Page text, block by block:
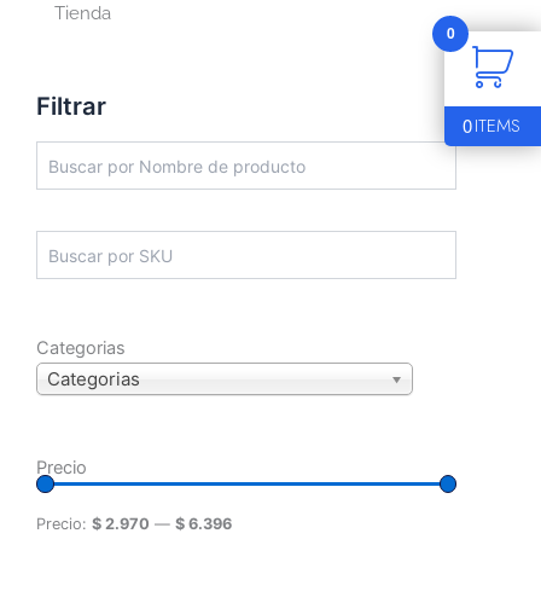
Tienda
Filtrar
Categorias
Categorias
Precio
Precio: $ 2.970 — $ 6.396
0
0ITEMS